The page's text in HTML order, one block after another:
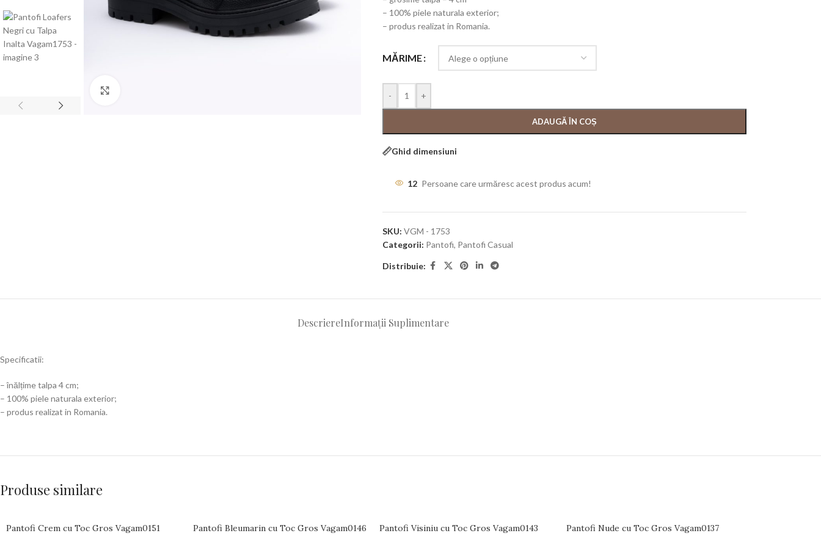
– 100% piele naturala exterior;
– produs realizat in Romania.
MĂRIME
- +
ADAUGĂ ÎN COȘ
Ghid dimensiuni
12 Persoane care urmăresc acest produs acum!
SKU: VGM - 1753
Categorii: Pantofi, Pantofi Casual
Distribuie:
DescriereInformații Suplimentare
Specificatii:
– înălțime talpa 4 cm;
– 100% piele naturala exterior;
– produs realizat in Romania.
Produse similare
Pantofi Crem cu Toc Gros Vagam0151 Pantofi Bleumarin cu Toc Gros Vagam0146 Pantofi Visiniu cu Toc Gros Vagam0143 Pantofi Nude cu Toc Gros Vagam0137